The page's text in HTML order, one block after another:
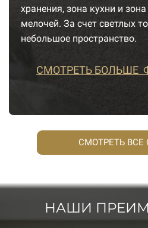
хранения, зона кухни и
мелочей. За счет светлых
небольшое пространство.
СМОТРЕТЬ БОЛЬШЕ
СМОТРЕТЬ ВСЕ
НАШИ